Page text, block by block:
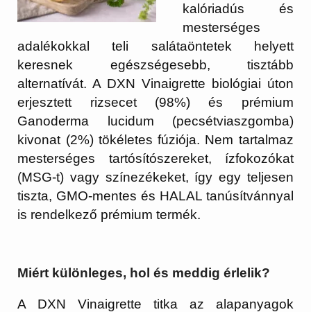
kalóriadús és
mesterséges
adalékokkal teli salátaöntetek helyett
keresnek egészségesebb, tisztább
alternatívát. A DXN Vinaigrette biológiai úton
erjesztett rizsecet (98%) és prémium
Ganoderma lucidum (pecsétviaszgomba)
kivonat (2%) tökéletes fúziója. Nem tartalmaz
mesterséges tartósítószereket, ízfokozókat
(MSG-t) vagy színezékeket, így egy teljesen
tiszta, GMO-mentes és HALAL tanúsítvánnyal
is rendelkező prémium termék.
Miért különleges, hol és meddig érlelik?
A DXN Vinaigrette titka az alapanyagok